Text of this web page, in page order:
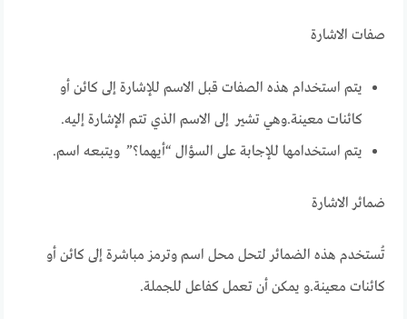
صفات الاشارة
يتم استخدام هذه الصفات قبل الاسم للإشارة إلى كائن أو
كائنات معينة.وهي تشير إلى الاسم الذي تتم الإشارة إليه.
يتم استخدامها للإجابة على السؤال “أيهما؟” ويتبعه اسم.
ضمائر الاشارة
تُستخدم هذه الضمائر لتحل محل اسم وترمز مباشرة إلى كائن أو
كائنات معينة.و يمكن أن تعمل كفاعل للجملة.